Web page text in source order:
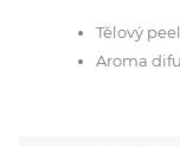
Tělový
Aroma